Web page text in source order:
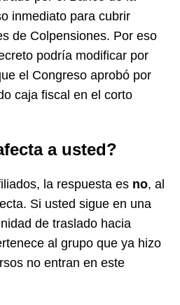
inmediato para cubrir
de Colpensiones. Por eso
podría modificar por
el Congreso aprobó por
caja fiscal en el corto
a usted?
la respuesta es no, al
Si usted sigue en una
de traslado hacia
al grupo que ya hizo
no entran en este